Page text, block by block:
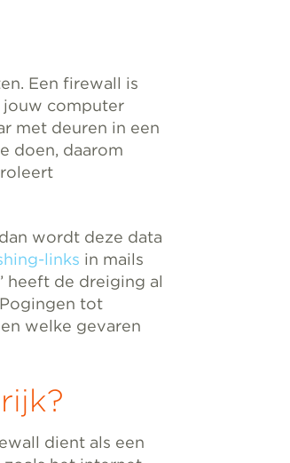
Een firewall is
jouw computer
met deuren in een
doen, daarom
wordt deze data
links in mails
heeft de dreiging al
tot
welke gevaren
dient als een